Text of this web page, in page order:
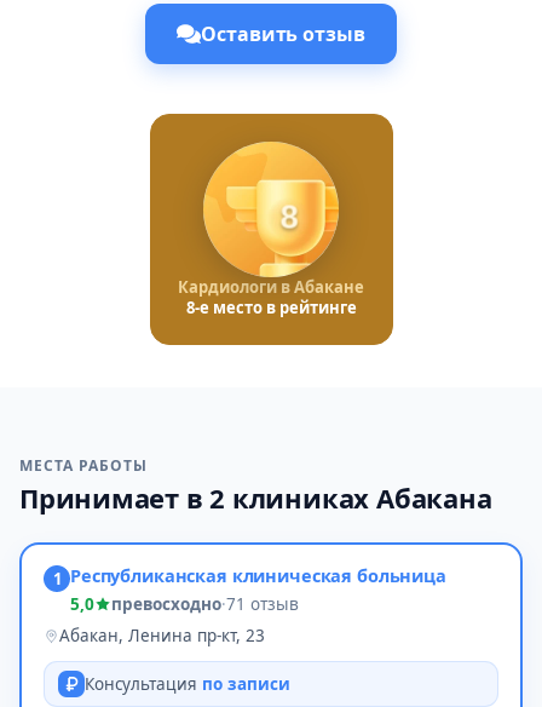
Оставить отзыв
8
Кардиологи в Абакане
8-е место в рейтинге
МЕСТА РАБОТЫ
Принимает в 2 клиниках Абакана
1 Республиканская клиническая больница
5,0 превосходно·71 отзыв
Абакан, Ленина пр-кт, 23
Консультация по записи